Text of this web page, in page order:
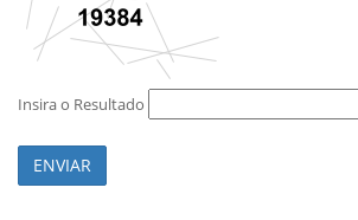
Insira o Resultado
ENVIAR